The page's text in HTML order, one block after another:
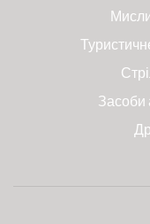
Засоби